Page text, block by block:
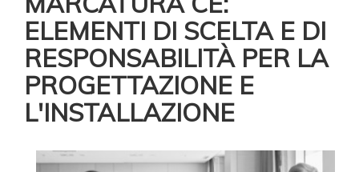
ELEMENTI DI SCELTA E DI
RESPONSABILITÀ PER LA
PROGETTAZIONE E
L'INSTALLAZIONE